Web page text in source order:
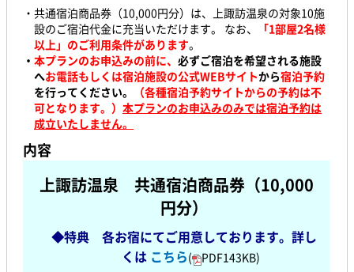
・共通宿泊商品券（10,000円分）は、上諏訪温泉の対象10施
設のご宿泊代金に充当いただけます。 なお、
「1部屋2名様
以上」のご利用条件があります。
・ 本プランのお申込みの前に、 必ずご宿泊を希望される施設
へお電話もしくは宿泊施設の公式WEBサイトから宿泊予約
を行ってください。
（各種宿泊予約サイトからの予約は不
可となります。） 本プランのお申込みのみでは宿泊予約は
成立いたしません。
内容
上諏訪温泉 共通宿泊商品券（10,000
円分）
◆特典 各お宿にてご用意しております。詳し
くは こちら( PDF143KB)